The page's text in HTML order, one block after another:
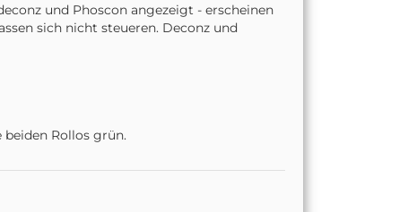
und Phoscon angezeigt - erscheinen
sich nicht steueren. Deconz und
beiden Rollos grün.